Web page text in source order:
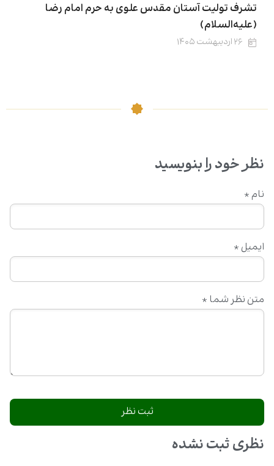
تشرف تولیت آستان مقدس علوی به حرم امام رضا
(علیه‌السلام)
۲۶ اردیبهشت ۱۴۰۵
نظر خود را بنویسید
متن نظر شما *
نام *
ایمیل *
نظری ثبت نشده